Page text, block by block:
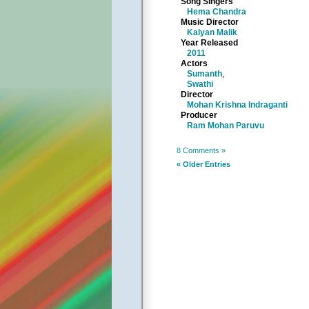
Hema Chandra
Music Director
Kalyan Malik
Year Released
2011
Actors
Sumanth,
Swathi
Director
Mohan Krishna Indraganti
Producer
Ram Mohan Paruvu
8 Comments »
« Older Entries